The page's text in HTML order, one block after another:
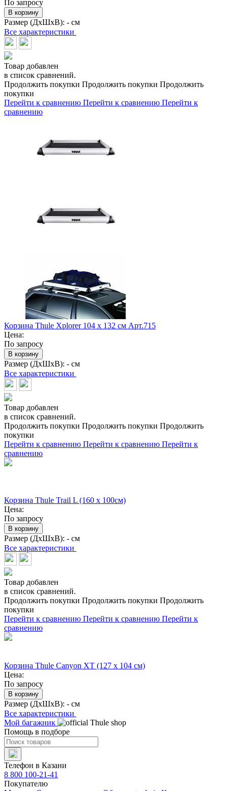
По запросу
В корзину
Размер (ДхШхВ): - см
Все характеристики
Товар добавлен
в список сравнений.
Продолжить покупки Продолжить покупки Продолжить
покупки
Перейти к сравнению Перейти к сравнению Перейти к
сравнению
Корзина Thule Xplorer 104 х 132 см Арт.715
Цена:
По запросу
В корзину
Размер (ДхШхВ): - см
Все характеристики
Товар добавлен
в список сравнений.
Продолжить покупки Продолжить покупки Продолжить
покупки
Перейти к сравнению Перейти к сравнению Перейти к
сравнению
Корзина Thule Trail L (160 х 100см)
Цена:
По запросу
В корзину
Размер (ДхШхВ): - см
Все характеристики
Товар добавлен
в список сравнений.
Продолжить покупки Продолжить покупки Продолжить
покупки
Перейти к сравнению Перейти к сравнению Перейти к
сравнению
Корзина Thule Canyon XT (127 х 104 см)
Цена:
По запросу
В корзину
Размер (ДхШхВ): - см
Все характеристики
Мой багажник
Помощь в подборе
Телефон в Казани
8 800 100-21-41
Покупателю